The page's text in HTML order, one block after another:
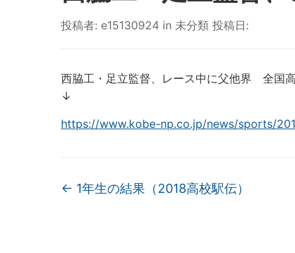
投稿者: e15130924 in 未分類 投稿日:
西脇工・足立監督、レース中に父他界 全国
↓
https://www.kobe-np.co.jp/news/sports/
← 1年生の結果（2018高校駅伝）